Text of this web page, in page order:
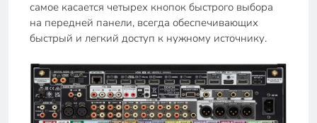
самое касается четырех кнопок быстрого выбора
на передней панели, всегда обеспечивающих
быстрый и легкий доступ к нужному источнику.